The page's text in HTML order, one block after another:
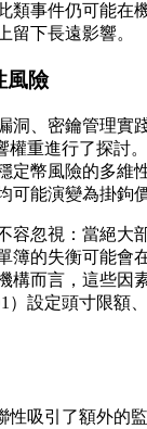
類事件仍可能在
留下長遠影響。
風險
洞、密鑰管理實
權重進行了探討
定幣風險的多維
可能演變為掛鉤
容忽視：當絕大
簿的失衡可能會
構而言，這些因
）設定頭寸限額
性吸引了額外的